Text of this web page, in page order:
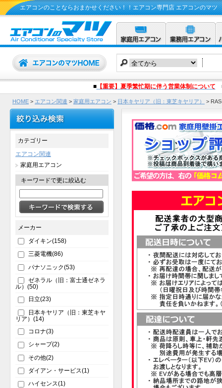
エアコンのことならおまかせください！！エアコン専門店 エアコンのマツ
■【重要】夏季繁忙期に伴う営業体制について
HOME > エアコン関連 > 家庭用エアコン > 日本キヤリア（旧：東芝キヤリア） >
カテゴリー
エアコン関連
家庭用エアコン
キーワードで更に絞込む
メーカー
ダイキン(158)
三菱電機(86)
パナソニック(53)
ゼネラル（旧：富士通ゼネラ
ル）(50)
日立(23)
日本キヤリア（旧：東芝キヤ
リア）(14)
コロナ(3)
シャープ(2)
その他(2)
ダイアン・サービス(1)
ハイセンス(1)